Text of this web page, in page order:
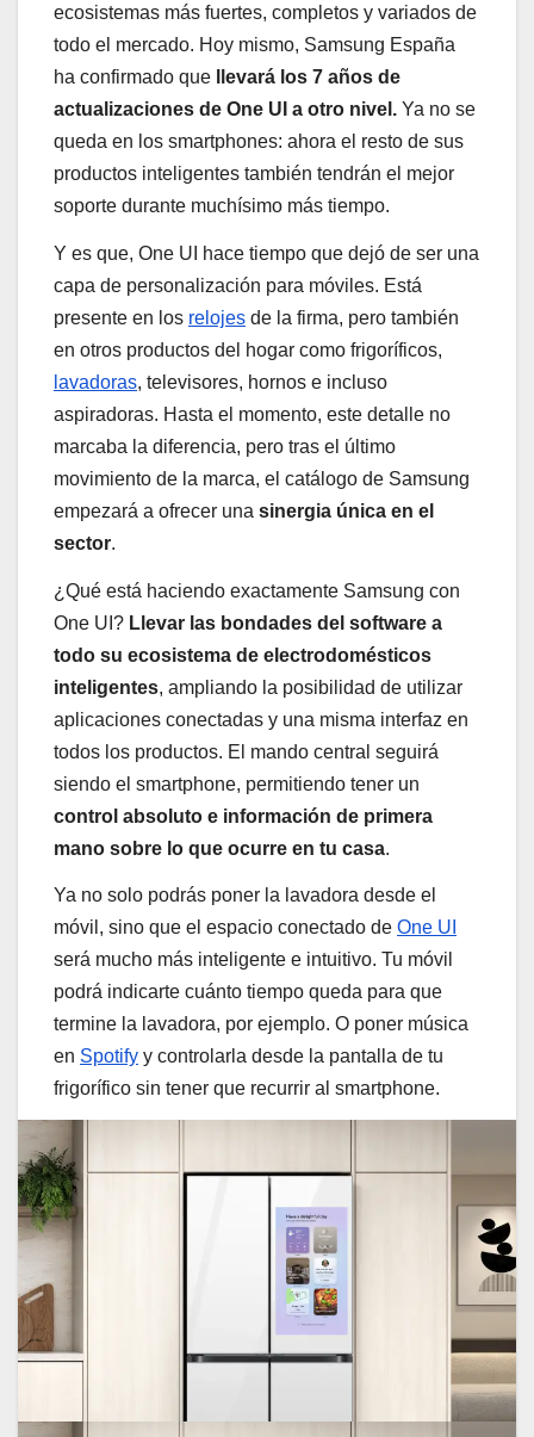
ecosistemas más fuertes, completos y variados de
todo el mercado. Hoy mismo, Samsung España
ha confirmado que
llevará los 7 años de
actualizaciones de One UI a otro nivel. Ya no se
queda en los smartphones: ahora el resto de sus
productos inteligentes también tendrán el mejor
soporte durante muchísimo más tiempo.
Y es que, One UI hace tiempo que dejó de ser una
capa de personalización para móviles. Está
presente en los relojes de la firma, pero también
en otros productos del hogar como frigoríficos,
lavadoras, televisores, hornos e incluso
aspiradoras. Hasta el momento, este detalle no
marcaba la diferencia, pero tras el último
movimiento de la marca, el catálogo de Samsung
empezará a ofrecer una sinergia única en el
sector.
¿Qué está haciendo exactamente Samsung con
One UI? Llevar las bondades del software a
todo su ecosistema de electrodomésticos
inteligentes, ampliando la posibilidad de utilizar
aplicaciones conectadas y una misma interfaz en
todos los productos. El mando central seguirá
siendo el smartphone, permitiendo tener un
control absoluto e información de primera
mano sobre lo que ocurre en tu casa.
Ya no solo podrás poner la lavadora desde el
móvil, sino que el espacio conectado de One UI
será mucho más inteligente e intuitivo. Tu móvil
podrá indicarte cuánto tiempo queda para que
termine la lavadora, por ejemplo. O poner música
en Spotify y controlarla desde la pantalla de tu
frigorífico sin tener que recurrir al smartphone.